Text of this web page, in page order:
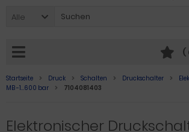
Alle
(
Startseite Druck Schalten Druckschalter
MB -1…600 bar
7104081403
Elektronischer